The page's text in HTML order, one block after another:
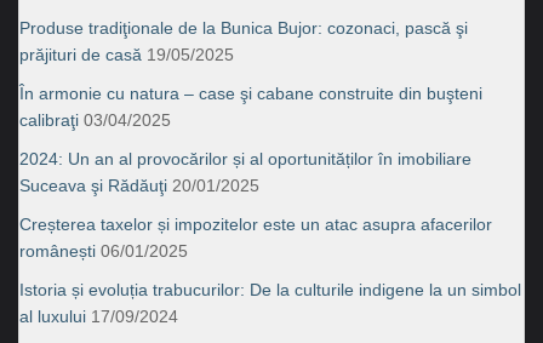
Produse tradiţionale de la Bunica Bujor: cozonaci, pască şi
prăjituri de casă 19/05/2025
În armonie cu natura – case şi cabane construite din buşteni
calibraţi 03/04/2025
2024: Un an al provocărilor și al oportunităților în imobiliare
Suceava şi Rădăuţi 20/01/2025
Creșterea taxelor și impozitelor este un atac asupra afacerilor
românești 06/01/2025
Istoria și evoluția trabucurilor: De la culturile indigene la un simbol
al luxului 17/09/2024